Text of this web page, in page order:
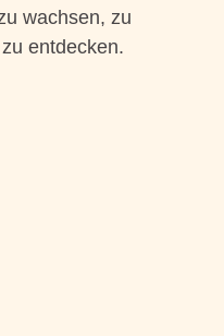
wachsen, zu
entdecken.